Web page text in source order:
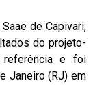
de Capivari,
do projeto-
e foi
Janeiro (RJ) em